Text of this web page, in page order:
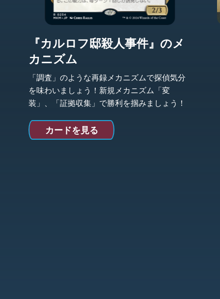
『カルロフ邸殺人事件』のメ
カニズム
「調査」のような再録メカニズムで探偵気分
を味わいましょう！新規メカニズム「変
装」、「証拠収集」で勝利を掴みましょう！
カードを見る